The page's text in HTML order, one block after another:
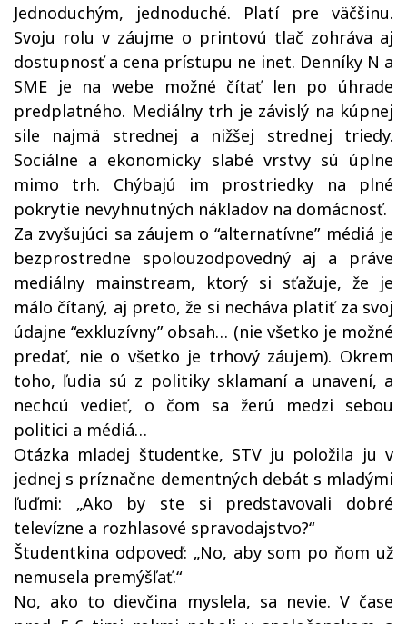
Jednoduchým, jednoduché. Platí pre väčšinu.
Svoju rolu v záujme o printovú tlač zohráva aj
dostupnosť a cena prístupu ne inet. Denníky N a
SME je na webe možné čítať len po úhrade
predplatného. Mediálny trh je závislý na kúpnej
sile najmä strednej a nižšej strednej triedy.
Sociálne a ekonomicky slabé vrstvy sú úplne
mimo trh. Chýbajú im prostriedky na plné
pokrytie nevyhnutných nákladov na domácnosť.
Za zvyšujúci sa záujem o “alternatívne” médiá je
bezprostredne spolouzodpovedný aj a práve
mediálny mainstream, ktorý si sťažuje, že je
málo čítaný, aj preto, že si necháva platiť za svoj
údajne “exkluzívny” obsah… (nie všetko je možné
predať, nie o všetko je trhový záujem). Okrem
toho, ľudia sú z politiky sklamaní a unavení, a
nechcú vedieť, o čom sa žerú medzi sebou
politici a médiá…
Otázka mladej študentke, STV ju položila ju v
jednej s príznačne dementných debát s mladými
ľuďmi: „Ako by ste si predstavovali dobré
televízne a rozhlasové spravodajstvo?“
Študentkina odpoveď: „No, aby som po ňom už
nemusela premýšľať.“
No, ako to dievčina myslela, sa nevie. V čase